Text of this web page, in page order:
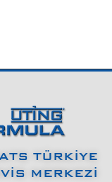
TÜRKİYE
MERKEZİ